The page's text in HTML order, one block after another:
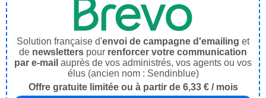
Solution française d'envoi de campagne d'emailing et
de newsletters pour renforcer votre communication
par e-mail auprès de vos administrés, vos agents ou vos
élus (ancien nom : Sendinblue)
Offre gratuite limitée ou à partir de 6,33 € / mois